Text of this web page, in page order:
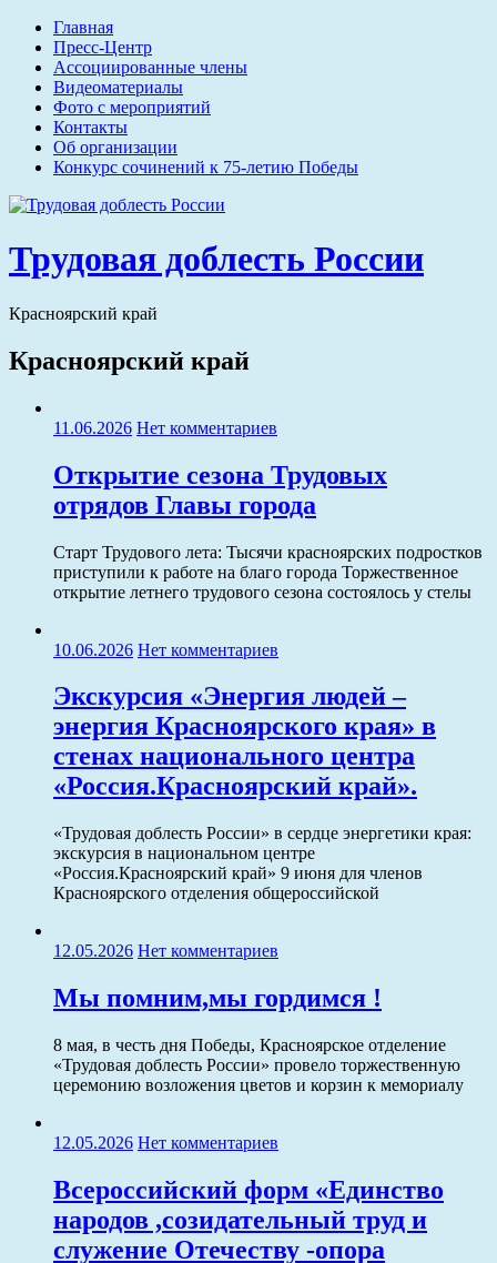
Перейти
содержимому
Главная
Пресс-Центр
Ассоциированные члены
Видеоматериалы
Фото c мероприятий
Контакты
Об организации
Конкурс сочинений к 75-летию Победы
Трудовая доблесть России
Красноярский край
Красноярский край
11.06.2026 Нет комментариев
Открытие сезона Трудовых
отрядов Главы города
Старт Трудового лета: Тысячи красноярских подростков
приступили к работе на благо города Торжественное
открытие летнего трудового сезона состоялось у стелы
10.06.2026 Нет комментариев
Экскурсия «Энергия людей –
энергия Красноярского края» в
стенах национального центра
«Россия.Красноярский край».
«Трудовая доблесть России» в сердце энергетики края:
экскурсия в национальном центре
«Россия.Красноярский край» 9 июня для членов
Красноярского отделения общероссийской
12.05.2026 Нет комментариев
Мы помним,мы гордимся !
8 мая, в честь дня Победы, Красноярское отделение
«Трудовая доблесть России» провело торжественную
церемонию возложения цветов и корзин к мемориалу
12.05.2026 Нет комментариев
Всероссийский форм «Единство
народов ,созидательный труд и
служение Отечеству -опора